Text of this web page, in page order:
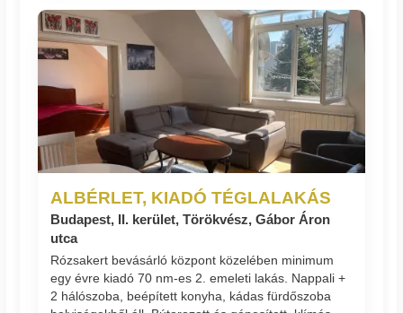
ALBÉRLET, KIADÓ TÉGLALAKÁS
Budapest, II. kerület, Törökvész, Gábor Áron
utca
Rózsakert bevásárló központ közelében minimum
egy évre kiadó 70 nm-es 2. emeleti lakás. Nappali +
2 hálószoba, beépített konyha, kádas fürdőszoba